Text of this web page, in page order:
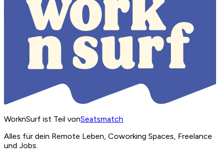
WorknSurf ist Teil vonSeatsmatch
Alles für dein Remote Leben, Coworking Spaces, Freelance
und Jobs.